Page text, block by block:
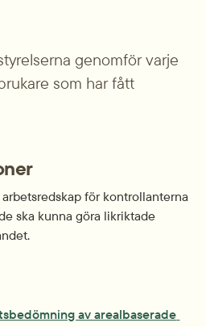
genomför varje
som har fått
för kontrollanterna
ska kunna göra likriktade
av arealbaserade